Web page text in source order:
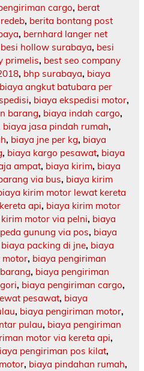
cargo, berat
, berita bontang post
, bernhard langer net
besi hollow surabaya, besi
primelis, best seo company
, bhp surabaya, biaya
biaya angkut batubara per
, biaya ekspedisi motor,
barang, biaya indah cargo,
biaya jasa pindah rumah,
, biaya jne per kg, biaya
, biaya kargo pesawat, biaya
ampat, biaya kirim, biaya
via bus, biaya kirim
kirim motor lewat kereta
api, biaya kirim motor
motor via pelni, biaya
gunung via pos, biaya
biaya packing di jne, biaya
motor, biaya pengiriman
, biaya pengiriman
, biaya pengiriman cargo,
pesawat, biaya
, biaya pengiriman motor,
pulau, biaya pengiriman
motor via kereta api,
pengiriman pos kilat,
, biaya pindahan rumah,